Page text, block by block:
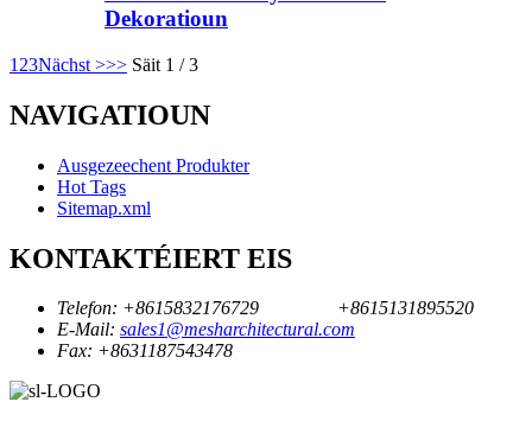
Dekoratioun
1 23Nächst >>> Säit 1 / 3
NAVIGATIOUN
Ausgezeechent Produkter
Hot Tags
Sitemap.xml
KONTAKTÉIERT EIS
Telefon: +8615832176729
+8615131895520
E-Mail: sales1@mesharchitectural.com
Fax: +8631187543478